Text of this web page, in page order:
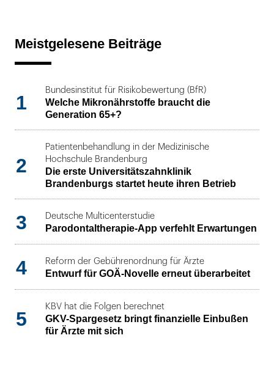
Meistgelesene Beiträge
1
Bundesinstitut für Risikobewertung (BfR)
Welche Mikronährstoffe braucht die
Generation 65+?
2
Patientenbehandlung in der Medizinische
Hochschule Brandenburg
Die erste Universitätszahnklinik
Brandenburgs startet heute ihren Betrieb
3 Deutsche Multicenterstudie
Parodontaltherapie-App verfehlt Erwartungen
4 Reform der Gebührenordnung für Ärzte
Entwurf für GOÄ-Novelle erneut überarbeitet
5
KBV hat die Folgen berechnet
GKV-Spargesetz bringt finanzielle Einbußen
für Ärzte mit sich